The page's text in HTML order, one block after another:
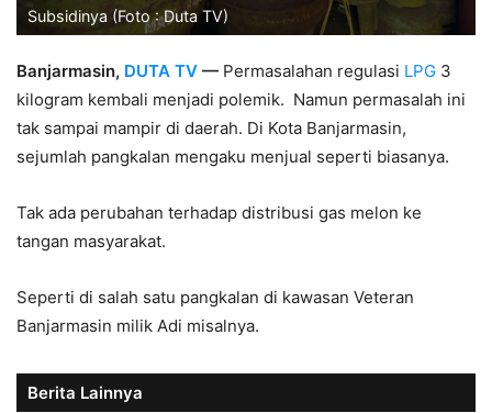
Subsidinya (Foto : Duta TV)
Banjarmasin, DUTA TV — Permasalahan regulasi LPG 3
kilogram kembali menjadi polemik. Namun permasalah ini
tak sampai mampir di daerah. Di Kota Banjarmasin,
sejumlah pangkalan mengaku menjual seperti biasanya.
Tak ada perubahan terhadap distribusi gas melon ke
tangan masyarakat.
Seperti di salah satu pangkalan di kawasan Veteran
Banjarmasin milik Adi misalnya.
Berita Lainnya